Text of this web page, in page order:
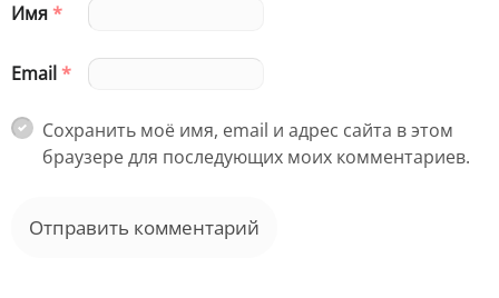
Имя*
Email*
Сохранить моё имя, email и адрес сайта в этом
браузере для последующих моих комментариев.